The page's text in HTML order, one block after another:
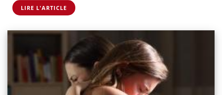
LIRE L'ARTICLE